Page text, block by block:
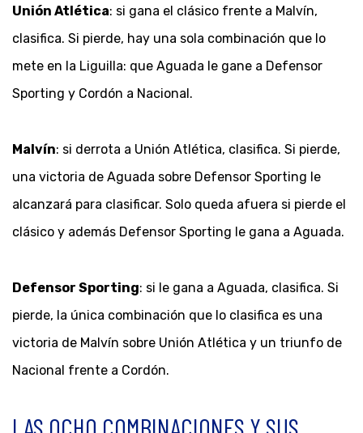
Unión Atlética: si gana el clásico frente a Malvín,
clasifica. Si pierde, hay una sola combinación que lo
mete en la Liguilla: que Aguada le gane a Defensor
Sporting y Cordón a Nacional.
Malvín: si derrota a Unión Atlética, clasifica. Si pierde,
una victoria de Aguada sobre Defensor Sporting le
alcanzará para clasificar. Solo queda afuera si pierde el
clásico y además Defensor Sporting le gana a Aguada.
Defensor Sporting: si le gana a Aguada, clasifica. Si
pierde, la única combinación que lo clasifica es una
victoria de Malvín sobre Unión Atlética y un triunfo de
Nacional frente a Cordón.
LAS OCHO COMBINACIONES Y SUS